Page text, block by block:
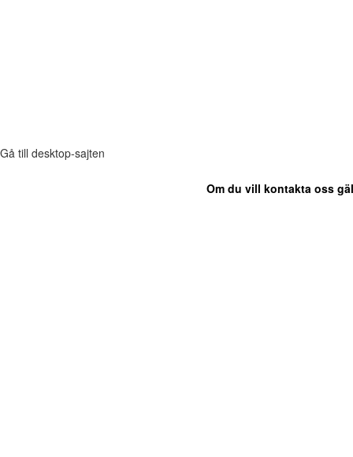
Gå till desktop-sajten
Om du vill kontakta oss